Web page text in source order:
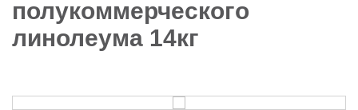
полукоммерческого
линолеума 14кг